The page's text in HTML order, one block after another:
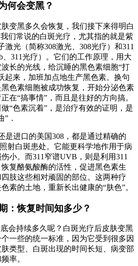
何会变黑？
变黑多久会恢复，我们接下来得明白
们常说的白斑光疗，尤其指的就是紫
激光（简称308激光、308光疗）和311
、311光疗）。它们的工作原理，用大
长的光线，给沉睡的黑色素细胞“打
起来，加班加点地生产黑色素。换句
色素细胞被成功恢复，开始分泌色素
在“搞事情”，而且是往好的方向搞。
“色素沉着”，是治疗有效的证明，是
．
是进口的美国308，都是通过精确的
射白斑患处。它能更科学地作用于病
小。而311窄谱UVB，则是利用311
复酪氨酸酶的活性，促进黑色素生
肢这些相对顽固的部位。这两种疗
素的土地，重新长出健康的“肤色”。
：恢复时间知多少？
会持续多久呢？白斑光疗后皮肤变黑
一些的统一标准，因为它受到很多因
类型、白斑出现的时间长短、病变部
率。